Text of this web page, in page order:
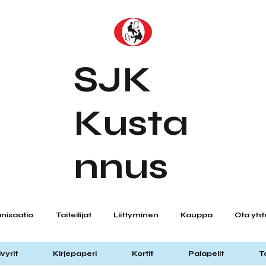
Taiteilijat Liittyminen Kauppa Ota
SJK
Kusta
nnus
Kirjepaperi Kortit Palapelit